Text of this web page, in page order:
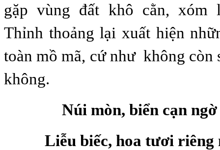
gặp vùng đất khô cằn, xóm
Thỉnh thoảnglại xuất hiện
toàn mồ mã, cứ nhưkhông còn
không.
Núi mòn, biển cạn
Liễu biếc, hoa tươi riêng